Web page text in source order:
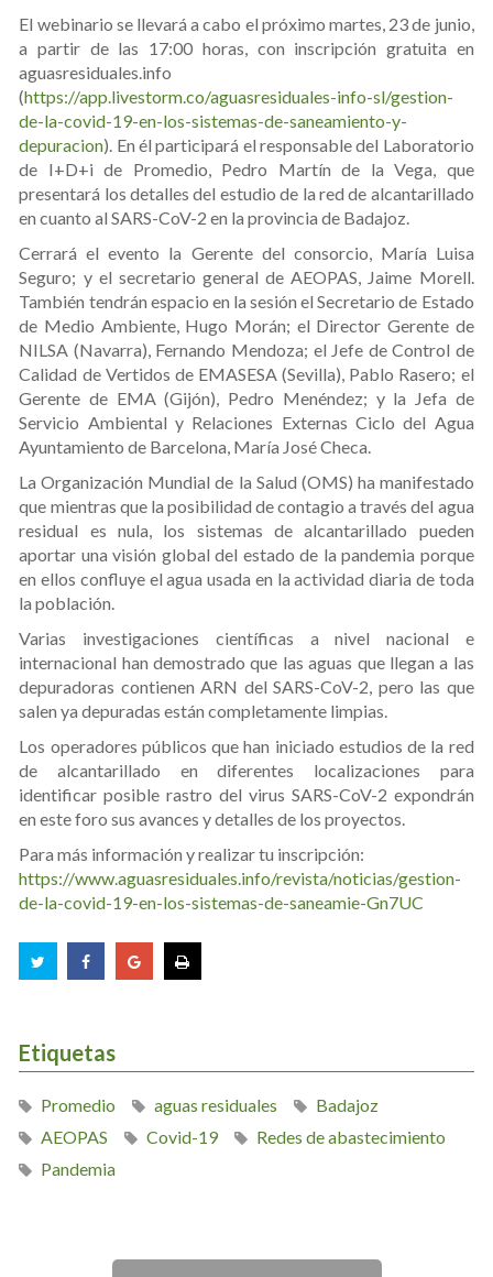
El webinario se llevará a cabo el próximo martes, 23 de junio,
a partir de las 17:00 horas, con inscripción gratuita en
aguasresiduales.info
(https://app.livestorm.co/aguasresiduales-info-sl/gestion-
de-la-covid-19-en-los-sistemas-de-saneamiento-y-
depuracion). En él participará el responsable del Laboratorio
de I+D+i de Promedio, Pedro Martín de la Vega, que
presentará los detalles del estudio de la red de alcantarillado
en cuanto al SARS-CoV-2 en la provincia de Badajoz.
Cerrará el evento la Gerente del consorcio, María Luisa
Seguro; y el secretario general de AEOPAS, Jaime Morell.
También tendrán espacio en la sesión el Secretario de Estado
de Medio Ambiente, Hugo Morán; el Director Gerente de
NILSA (Navarra), Fernando Mendoza; el Jefe de Control de
Calidad de Vertidos de EMASESA (Sevilla), Pablo Rasero; el
Gerente de EMA (Gijón), Pedro Menéndez; y la Jefa de
Servicio Ambiental y Relaciones Externas Ciclo del Agua
Ayuntamiento de Barcelona, María José Checa.
La Organización Mundial de la Salud (OMS) ha manifestado
que mientras que la posibilidad de contagio a través del agua
residual es nula, los sistemas de alcantarillado pueden
aportar una visión global del estado de la pandemia porque
en ellos confluye el agua usada en la actividad diaria de toda
la población.
Varias investigaciones científicas a nivel nacional e
internacional han demostrado que las aguas que llegan a las
depuradoras contienen ARN del SARS-CoV-2, pero las que
salen ya depuradas están completamente limpias.
Los operadores públicos que han iniciado estudios de la red
de alcantarillado en diferentes localizaciones para
identificar posible rastro del virus SARS-CoV-2 expondrán
en este foro sus avances y detalles de los proyectos.
Para más información y realizar tu inscripción:
https://www.aguasresiduales.info/revista/noticias/gestion-
de-la-covid-19-en-los-sistemas-de-saneamie-Gn7UC
Etiquetas
Promedio aguas residuales
Badajoz
AEOPAS
Covid-19
Redes de abastecimiento
Pandemia